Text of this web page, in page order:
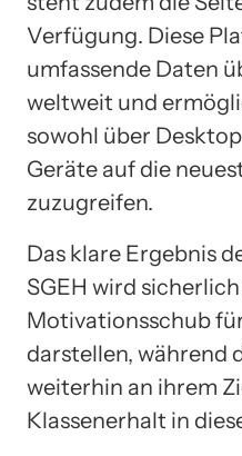
Verfügung. Diese
umfassende Daten
weltweit und
sowohl über
Geräte auf die
zuzugreifen.
Das klare Ergebnis
SGEH wird
Motivationsschub
darstellen, während
weiterhin an ihrem
Klassenerhalt in